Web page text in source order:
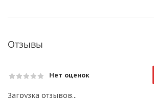
Отзывы
Нет оценок
Загрузка отзывов...